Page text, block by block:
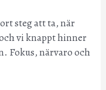
steg att ta, när
vi knappt hinner
Fokus, närvaro och